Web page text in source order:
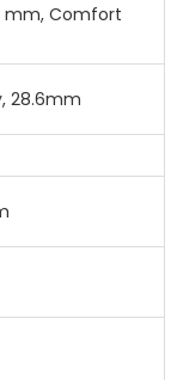
mm, Comfort
28.6mm